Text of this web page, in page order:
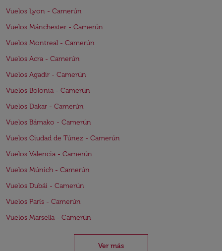
Vuelos Lyon - Camerún
Vuelos Mánchester - Camerún
Vuelos Montreal - Camerún
Vuelos Acra - Camerún
Vuelos Agadir - Camerún
Vuelos Bolonia - Camerún
Vuelos Dakar - Camerún
Vuelos Bámako - Camerún
Vuelos Ciudad de Túnez - Camerún
Vuelos Valencia - Camerún
Vuelos Múnich - Camerún
Vuelos Dubái - Camerún
Vuelos París - Camerún
Vuelos Marsella - Camerún
Ver más